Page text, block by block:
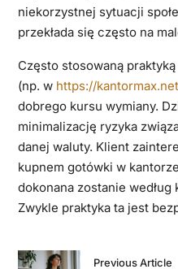
niekorzystnej sytuacji
przekłada się często na
Często stosowaną
(np. w https://
dobrego kursu wymiany.
minimalizację ryzyka
danej waluty. Klient
kupnem gotówki w
dokonana zostanie
Zwykle praktyka ta jest
Previous Article